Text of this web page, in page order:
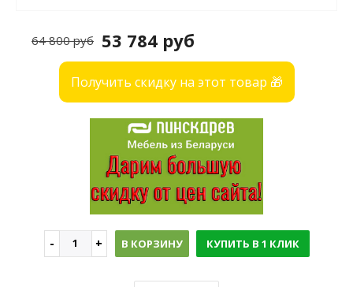
53 784 руб
64 800 руб
Получить скидку на этот товар 🎁
В КОРЗИНУ КУПИТЬ В 1 КЛИК